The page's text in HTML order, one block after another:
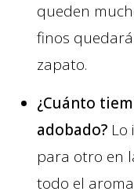
queden
finos
zapato.
¿Cuánto
adobado? Lo
para otro en
todo el